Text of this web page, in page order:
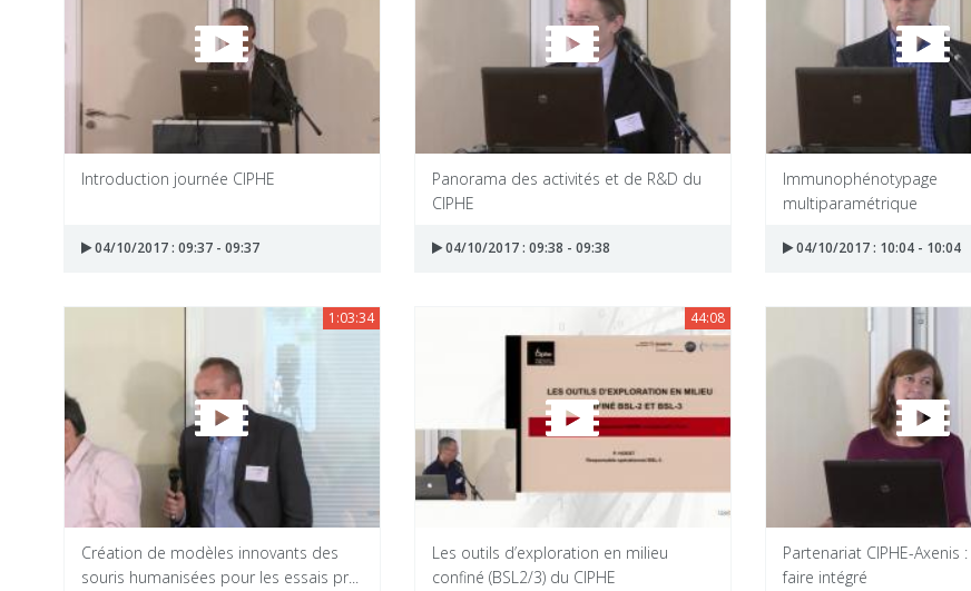
Introduction journée CIPHE
04/10/2017 : 09:37 - 09:37
Panorama des activités et de R&D du
CIPHE
04/10/2017 : 09:38 - 09:38
Immunophénotypage
multiparamétrique
04/10/2017 : 10:04 - 10:04
1:03:34
Création de modèles innovants des
souris humanisées pour les essais pr...
44:08
Les outils d’exploration en milieu
confiné (BSL2/3) du CIPHE
Partenariat CIPHE-Axenis
faire intégré